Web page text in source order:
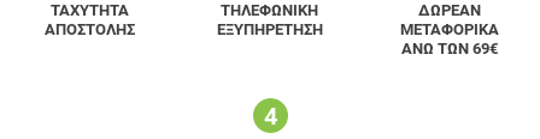
ΤΑΧΥΤΗΤΑ
ΑΠΟΣΤΟΛΗΣ
ΤΗΛΕΦΩΝΙΚΗ
ΕΞΥΠΗΡΕΤΗΣΗ
ΔΩΡΕΑΝ
ΜΕΤΑΦΟΡΙΚΑ
ΑΝΩ ΤΩΝ 69€